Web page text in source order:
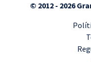
© 2012 - 2026